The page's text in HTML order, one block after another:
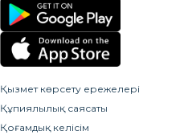
Қызмет көрсету ережелері
Құпиялылық саясаты
Қоғамдық келісім